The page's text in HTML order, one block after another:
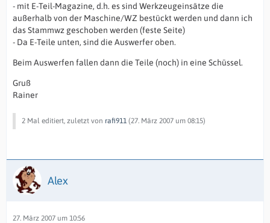
- mit E-Teil-Magazine, d.h. es sind Werkzeugeinsätze die
außerhalb von der Maschine/WZ bestückt werden und dann ich
das Stammwz geschoben werden (feste Seite)
- Da E-Teile unten, sind die Auswerfer oben.
Beim Auswerfen fallen dann die Teile (noch) in eine Schüssel.
Gruß
Rainer
2 Mal editiert, zuletzt von rafi911 (27. März 2007 um 08:15)
Alex
27. März 2007 um 10:56